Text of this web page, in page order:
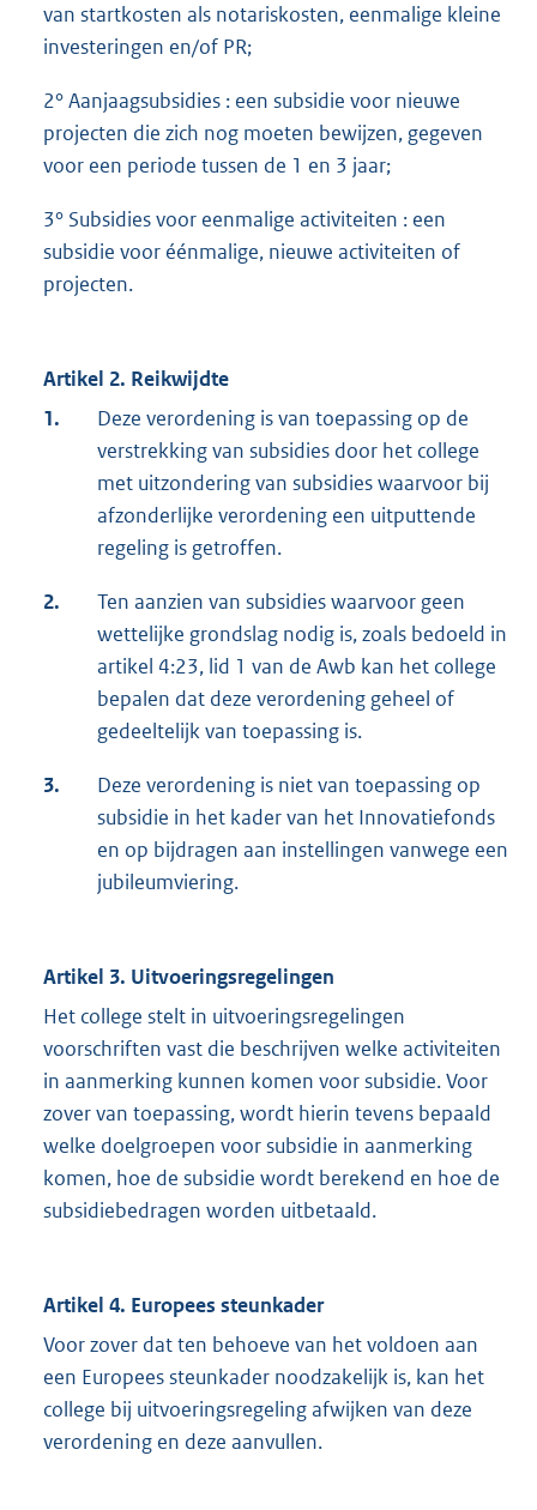
van startkosten als notariskosten, eenmalige kleine
investeringen en/of PR;
2° Aanjaagsubsidies : een subsidie voor nieuwe
projecten die zich nog moeten bewijzen, gegeven
voor een periode tussen de 1 en 3 jaar;
3° Subsidies voor eenmalige activiteiten : een
subsidie voor éénmalige, nieuwe activiteiten of
projecten.
Artikel 2. Reikwijdte
1.
Deze verordening is van toepassing op de
verstrekking van subsidies door het college
met uitzondering van subsidies waarvoor bij
afzonderlijke verordening een uitputtende
regeling is getroffen.
2.
Ten aanzien van subsidies waarvoor geen
wettelijke grondslag nodig is, zoals bedoeld in
artikel 4:23, lid 1 van de Awb kan het college
bepalen dat deze verordening geheel of
gedeeltelijk van toepassing is.
3.
Deze verordening is niet van toepassing op
subsidie in het kader van het Innovatiefonds
en op bijdragen aan instellingen vanwege een
jubileumviering.
Artikel 3. Uitvoeringsregelingen
Het college stelt in uitvoeringsregelingen
voorschriften vast die beschrijven welke activiteiten
in aanmerking kunnen komen voor subsidie. Voor
zover van toepassing, wordt hierin tevens bepaald
welke doelgroepen voor subsidie in aanmerking
komen, hoe de subsidie wordt berekend en hoe de
subsidiebedragen worden uitbetaald.
Artikel 4. Europees steunkader
Voor zover dat ten behoeve van het voldoen aan
een Europees steunkader noodzakelijk is, kan het
college bij uitvoeringsregeling afwijken van deze
verordening en deze aanvullen.